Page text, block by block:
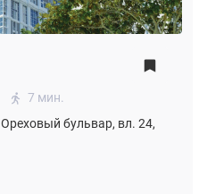
7 мин.
Ореховый бульвар, вл. 24,